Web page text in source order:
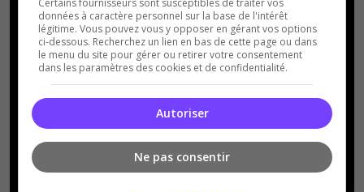
données à caractère personnel sur la base de l'intérêt
légitime. Vous pouvez vous y opposer en gérant vos options
ci-dessous. Recherchez un lien en bas de cette page ou dans
le menu du site pour gérer ou retirer votre consentement
dans les paramètres des cookies et de confidentialité.
Autoriser
Ne pas consentir